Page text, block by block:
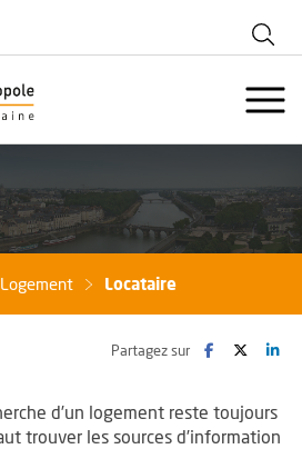
fenêtre
Angers Loire Métropole -
Logement Locataire
Partagez sur Facebook
, Ouvre une
Twitter
, ,
d’un logement reste toujours
trouver les sources d’information